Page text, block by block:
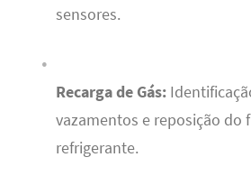
sensores.
Recarga de Gás:
vazamentos e reposição do
refrigerante.